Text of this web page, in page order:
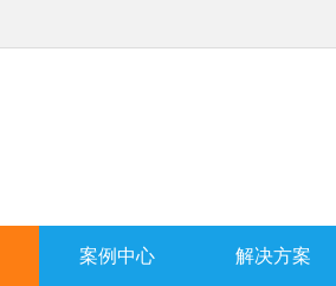
案例中心 解决方案